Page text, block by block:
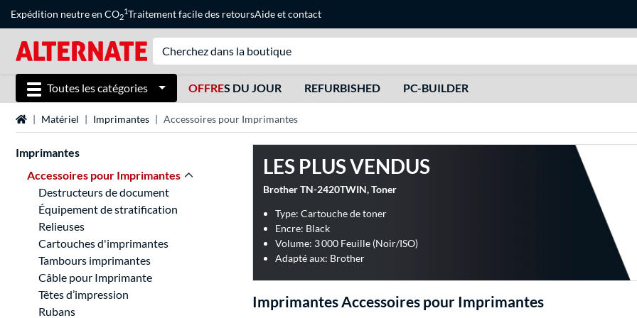
Expédition neutre en CO2
1Traitement facile des retoursAideetcontact
Toutes les catégories OFFRES DU JOUR REFURBISHED PC-BUILDER
Page d'accueil
Matériel Imprimantes Accessoires pour Imprimantes
Imprimantes
Accessoires pour Imprimantes
Destructeurs de document
Équipement de stratification
Relieuses
Cartouches d'imprimantes
Tambours imprimantes
Câble pour Imprimante
Têtes d’impression
Rubans
LES PLUS VENDUS
Brother TN-2420TWIN, Toner
Type: Cartouche de toner
Encre: Black
Volume: 3 000 Feuille (Noir/ISO)
Adapté aux: Brother
Imprimantes Accessoires pour Imprimantes